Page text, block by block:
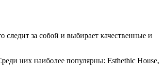
за собой и выбирает качественные и
них наиболее популярны: Esthethic House,